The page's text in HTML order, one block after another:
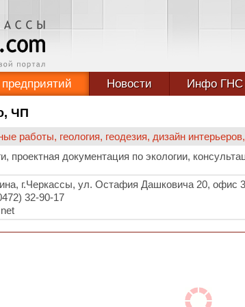
предприятий Новости Инфо ГНС
ЧП
работы, геология, геодезия, дизайн
проектная документация по экологии,
г.Черкассы, ул. Остафия Дашковича 20, офис
32-90-17